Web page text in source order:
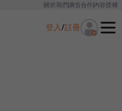
關於我們廣告合作內容授權
登入/註冊